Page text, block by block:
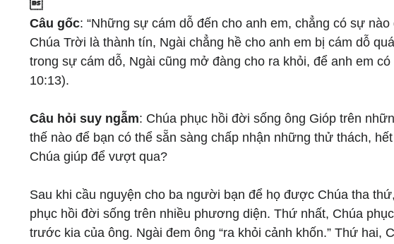

Câu gốc: “Những sự cám dỗ đến cho anh em, chẳng có sự
Chúa Trời là thành tín, Ngài chẳng hề cho anh em bị cám dỗ
trong sự cám dỗ, Ngài cũng mở đàng cho ra khỏi, để anh em
10:13).
Câu hỏi suy ngẫm: Chúa phục hồi đời sống ông Gióp trên
thế nào để bạn có thể sẵn sàng chấp nhận những thử thách,
Chúa giúp để vượt qua?
Sau khi cầu nguyện cho ba người bạn để họ được Chúa tha
phục hồi đời sống trên nhiều phương diện. Thứ nhất, Chúa
trước kia của ông. Ngài đem ông “ra khỏi cảnh khốn.” Thứ hai,